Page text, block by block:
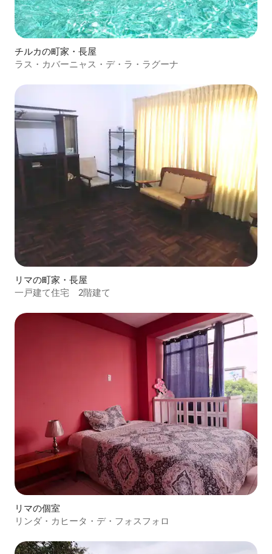
チルカの町家・長屋
ラス・カバーニャス・デ・ラ・ラグーナ
リマの町家・長屋
一戸建て住宅 2階建て
リマの個室
リンダ・カヒータ・デ・フォスフォロ